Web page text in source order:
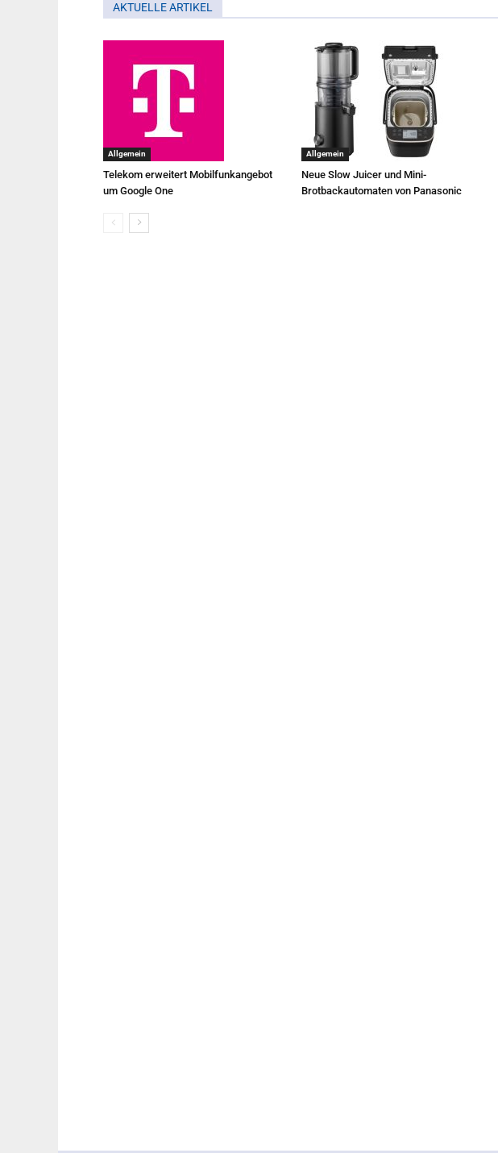
AKTUELLE ARTIKEL
Allgemein
Telekom erweitert Mobilfunkangebot
um Google One
Allgemein
Neue Slow Juicer und Mini-
Brotbackautomaten von Panasonic